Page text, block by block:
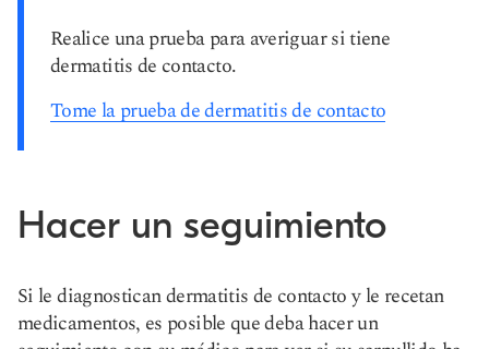
Realice una prueba para averiguar si tiene
dermatitis de contacto.
Tome la prueba de dermatitis de contacto
Hacer un seguimiento
Si le diagnostican dermatitis de contacto y le recetan
medicamentos, es posible que deba hacer un